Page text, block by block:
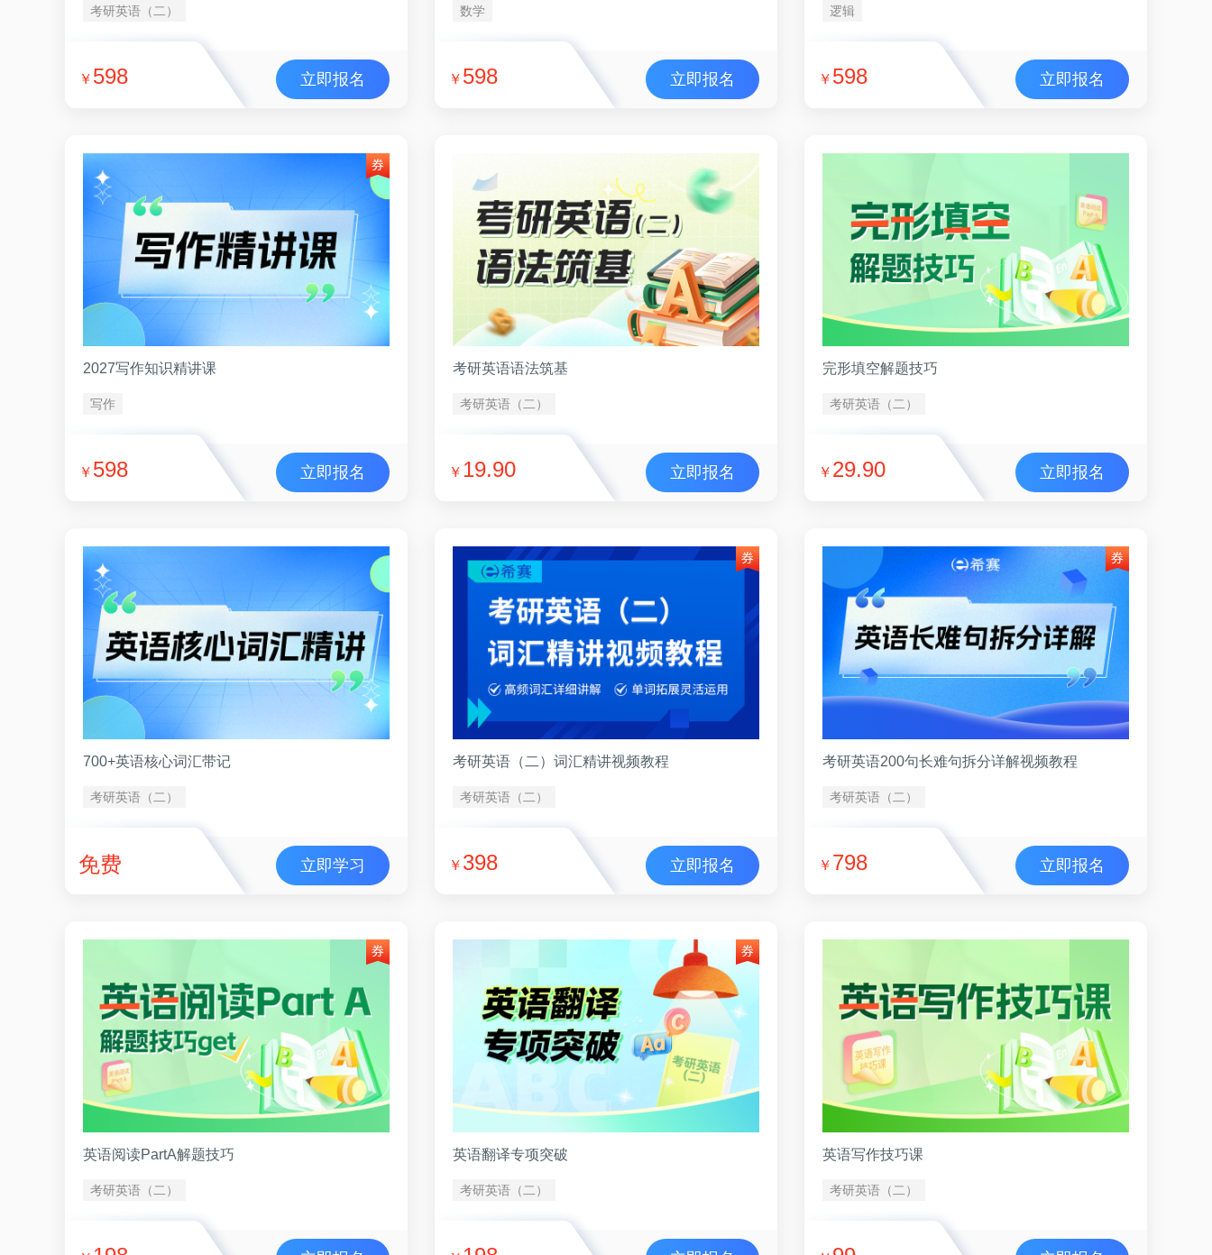
考研英语（二）
￥ 598 立即报名
数学
￥ 598 立即报名
逻辑
￥ 598 立即报名
2027写作知识精讲课
写作
￥ 598 立即报名
考研英语语法筑基
考研英语（二）
￥ 19.90 立即报名
完形填空解题技巧
考研英语（二）
￥ 29.90 立即报名
700+英语核心词汇带记
考研英语（二）
免费 立即学习
考研英语（二）词汇精讲视频教程
考研英语（二）
￥ 398 立即报名
考研英语200句长难句拆分详解视频教程
考研英语（二）
￥ 798 立即报名
英语阅读PartA解题技巧
考研英语（二）
英语翻译专项突破
考研英语（二）
英语写作技巧课
考研英语（二）